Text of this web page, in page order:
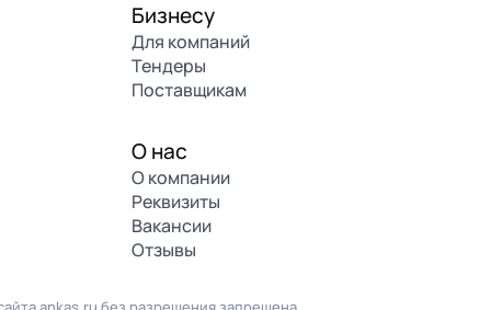
Бизнесу
Для компаний
Тендеры
Поставщикам
О нас
О компании
Реквизиты
Вакансии
Отзывы